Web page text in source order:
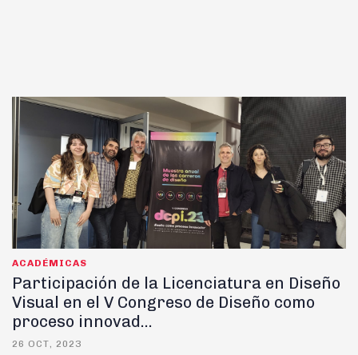
ACADÉMICAS
Participación de la Licenciatura en Diseño
Visual en el V Congreso de Diseño como
proceso innovad...
26 OCT, 2023